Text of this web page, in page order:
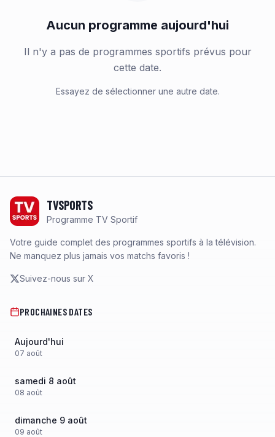
Aucun programme aujourd'hui
Il n'y a pas de programmes sportifs prévus pour
cette date.
Essayez de sélectionner une autre date.
TVSPORTS
Programme TV Sportif
Votre guide complet des programmes sportifs à la télévision.
Ne manquez plus jamais vos matchs favoris !
Suivez-nous sur X
PROCHAINES DATES
Aujourd'hui
07 août
samedi 8 août
08 août
dimanche 9 août
09 août